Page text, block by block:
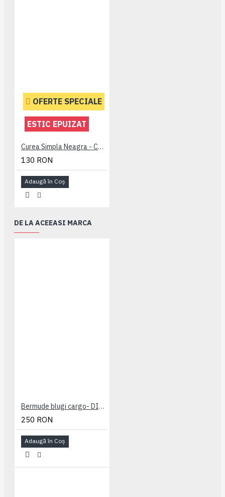
OFERTE SPECIALE
ESTIC EPUIZAT
Curea Simpla Neagra - CUREA PLAIN NEAGRA - 2XL 3XL 4XL 5XL 6XL 7XL
130 RON
Adaugă în Coş
DE LA ACEEASI MARCA
Bermude blugi cargo- DITO B - MID USED - 2XL 3XL 4XL 5XL 6XL 7XL
250 RON
Adaugă în Coş